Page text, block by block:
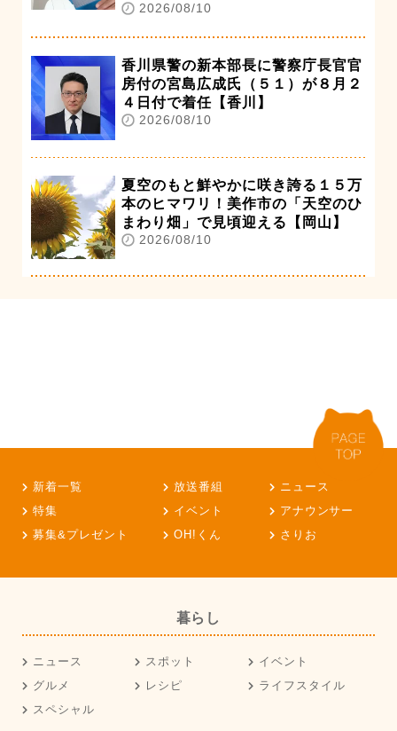
2026/08/10
香川県警の新本部長に警察庁長官官
房付の宮島広成氏（５１）が８月２
４日付で着任【香川】
2026/08/10
夏空のもと鮮やかに咲き誇る１５万
本のヒマワリ！美作市の「天空のひ
まわり畑」で見頃迎える【岡山】
2026/08/10
新着一覧 放送番組
ニュース
特集
イベント
アナウンサー
募集&プレゼント
OH!くん さりお
暮らし
ニュース スポット
イベント
グルメ
レシピ
ライフスタイル
スペシャル